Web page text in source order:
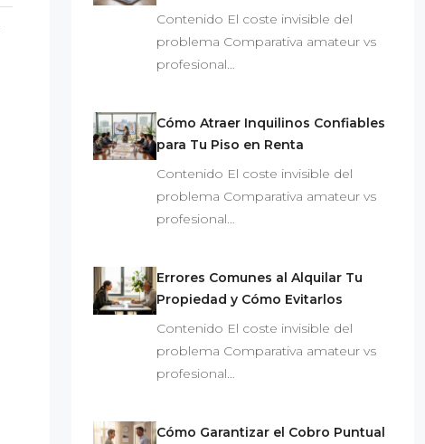
Contenido El coste invisible del
problema Comparativa amateur vs
profesional…
Cómo Atraer Inquilinos Confiables
para Tu Piso en Renta
Contenido El coste invisible del
problema Comparativa amateur vs
profesional…
Errores Comunes al Alquilar Tu
Propiedad y Cómo Evitarlos
Contenido El coste invisible del
problema Comparativa amateur vs
profesional…
Cómo Garantizar el Cobro Puntual